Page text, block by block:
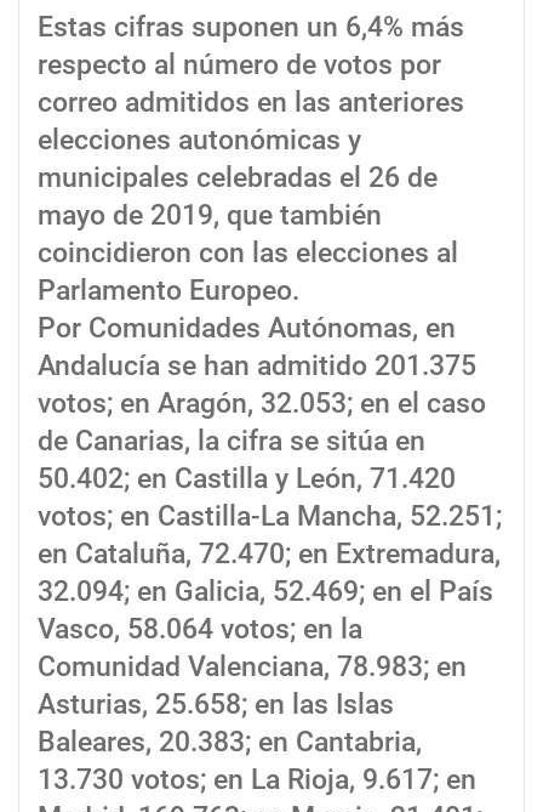
Estas cifras suponen un 6,4% más
respecto al número de votos por
correo admitidos en las anteriores
elecciones autonómicas y
municipales celebradas el 26 de
mayo de 2019, que también
coincidieron con las elecciones al
Parlamento Europeo.
Por Comunidades Autónomas, en
Andalucía se han admitido 201.375
votos; en Aragón, 32.053; en el caso
de Canarias, la cifra se sitúa en
50.402; en Castilla y León, 71.420
votos; en Castilla-La Mancha, 52.251;
en Cataluña, 72.470; en Extremadura,
32.094; en Galicia, 52.469; en el País
Vasco, 58.064 votos; en la
Comunidad Valenciana, 78.983; en
Asturias, 25.658; en las Islas
Baleares, 20.383; en Cantabria,
13.730 votos; en La Rioja, 9.617; en